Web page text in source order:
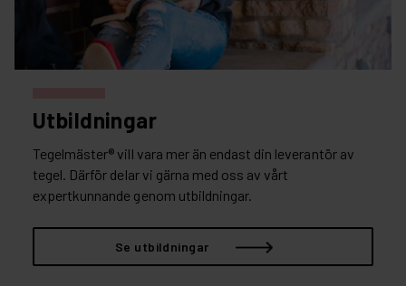
Utbildningar
Tegelmäster® vill vara mer än endast din leverantör av
tegel. Därför delar vi gärna med oss av vårt
expertkunnande genom utbildningar.
Se utbildningar